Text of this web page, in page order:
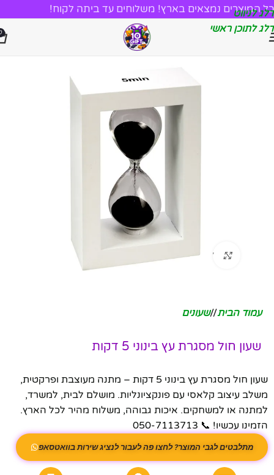
דלג לניווט
דלג לתוכן ראשי
כל המוצרים נמצאים בארץ! משלוחים עד ביתה לקוח!
לחץ להגדלה
עמוד הבית/ שעונים
שעון חול מסגרת עץ בינוני 5 דקות
שעון חול מסגרת עץ בינוני 5 דקות – מתנה מעוצבת ופרקטית,
משלב עיצוב קלאסי עם פונקציונליות. מושלם לבית, למשרד,
למתנה או למשחקים. איכות גבוהה, משלוח מהיר לכל הארץ.
הזמינו עכשיו! 📞 050-7113713
מתלבטים לגבי המוצר? לחצו פה לעבור לנציג שירות בוואטסאפ